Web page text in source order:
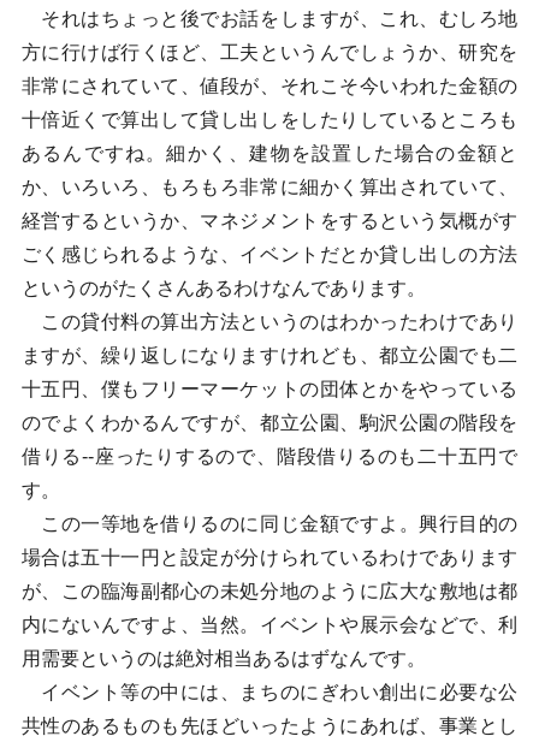
それはちょっと後でお話をしますが、これ、むしろ地
方に行けば行くほど、工夫というんでしょうか、研究を
非常にされていて、値段が、それこそ今いわれた金額の
十倍近くで算出して貸し出しをしたりしているところも
あるんですね。細かく、建物を設置した場合の金額と
か、いろいろ、もろもろ非常に細かく算出されていて、
経営するというか、マネジメントをするという気概がす
ごく感じられるような、イベントだとか貸し出しの方法
というのがたくさんあるわけなんであります。
この貸付料の算出方法というのはわかったわけであり
ますが、繰り返しになりますけれども、都立公園でも二
十五円、僕もフリーマーケットの団体とかをやっている
のでよくわかるんですが、都立公園、駒沢公園の階段を
借りる--座ったりするので、階段借りるのも二十五円で
す。
この一等地を借りるのに同じ金額ですよ。興行目的の
場合は五十一円と設定が分けられているわけであります
が、この臨海副都心の未処分地のように広大な敷地は都
内にないんですよ、当然。イベントや展示会などで、利
用需要というのは絶対相当あるはずなんです。
イベント等の中には、まちのにぎわい創出に必要な公
共性のあるものも先ほどいったようにあれば、事業とし